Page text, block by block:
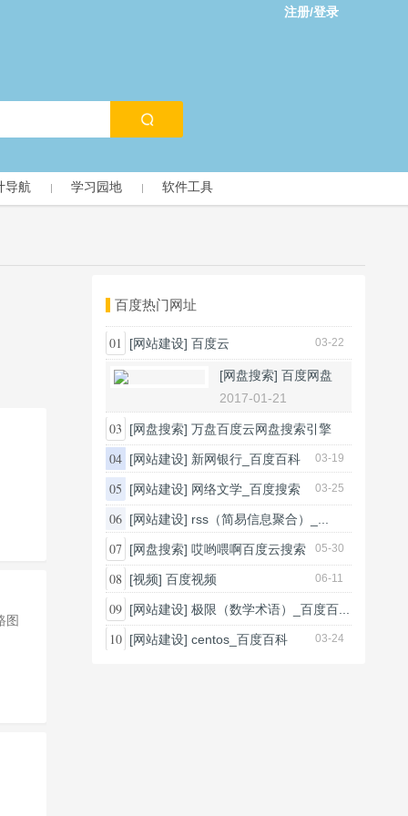
注册/登录
导航 学习园地 软件工具
图
百度热门网址
01 [网站建设] 百度云 03-22
[网盘搜索] 百度网盘
2017-01-21
03 [网盘搜索] 万盘百度云网盘搜索引擎
05-30
04 [网站建设] 新网银行_百度百科 03-19
05 [网站建设] 网络文学_百度搜索 03-25
06 [网站建设] rss（简易信息聚合）_...
03-25
07 [网盘搜索] 哎哟喂啊百度云搜索 05-30
08 [视频] 百度视频 06-11
09 [网站建设] 极限（数学术语）_百度百...
03-20
10 [网站建设] centos_百度百科 03-24